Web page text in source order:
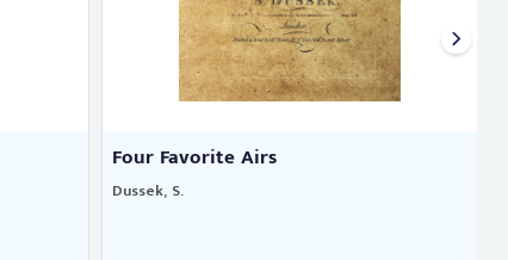
Four Favorite Airs
Dussek, S.